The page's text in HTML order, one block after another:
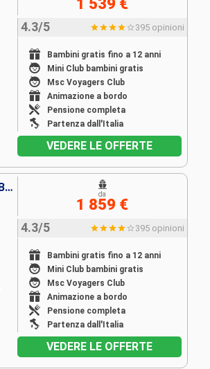
4.3/5 395 opinioni
Bambini gratis fino a 12 anni
Mini Club bambini gratis
Msc Voyagers Club
Animazione a bordo
Pensione completa
Partenza dall'Italia
1 539 €
VEDERE LE OFFERTE
ITALIA, FRANCIA, SPAGNA, MAROCCO, ANTIGUA E BARBUDA, SAINT MARTIN, SAN CRISTOFORO E NEVIS, BARBADOS, MARTINICA, GUADALUPA, TORTOLA, REPUBBLICA DOMINICANA
4.3/5 395 opinioni
Bambini gratis fino a 12 anni
Mini Club bambini gratis
Msc Voyagers Club
Animazione a bordo
Pensione completa
Partenza dall'Italia
da
1 859 €
VEDERE LE OFFERTE